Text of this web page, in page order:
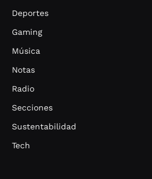
Deportes
Gaming
Música
Notas
Radio
Secciones
Sustentabilidad
Tech